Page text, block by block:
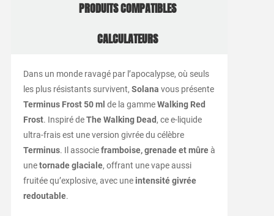
PRODUITS COMPATIBLES
CALCULATEURS
Dans un monde ravagé par l’apocalypse, où seuls
les plus résistants survivent, Solana vous présente
Terminus Frost 50 ml de la gammeWalking Red
Frost. Inspiré deThe Walking Dead, ce e-liquide
ultra-frais est une version givrée du célèbre
Terminus. Il associeframboise, grenade et mûreà
unetornade glaciale, offrant une vape aussi
fruitée qu’explosive, avec une intensité givrée
redoutable.